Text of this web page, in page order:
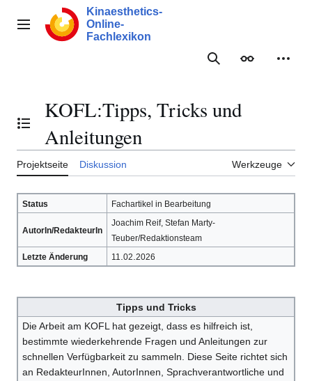
Inhalt
springenHauptmenü
Kinaesthetics-
Online-
Fachlexikon
Suche
Inhaltsverzeichnis umschalten
KOFL:Tipps, Tricks und
Anleitungen
Projektseite Diskussion Werkzeuge
Status Fachartikel in Bearbeitung
AutorIn/RedakteurIn
Joachim Reif, Stefan Marty-
Teuber/Redaktionsteam
Letzte Änderung 11 02 2026
Tipps und Tricks
Die Arbeit am KOFL hat gezeigt, dass es hilfreich ist,
bestimmte wiederkehrende Fragen und Anleitungen zur
schnellen Verfügbarkeit zu sammeln. Diese Seite richtet sich
an RedakteurInnen, AutorInnen, Sprachverantwortliche und